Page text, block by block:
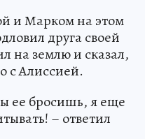
и Марком на этом
друга своей
на землю и сказал,
с Алиссией.
ее бросишь, я еще
– ответил